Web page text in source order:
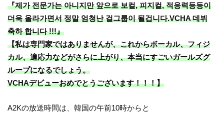
『제가 전문가는 아니지만 앞으로 보컬, 피지컬, 적응력등등이
더욱 올라가면서 정말 엄청난 걸그룹이 될겁니다.VCHA 데뷔
축하 합니다 !!!』
【私は専門家ではありませんが、これからボーカル、フィジ
カル、適応力などがさらに上がり、本当にすごいガールズグ
ループになるでしょう。
VCHAデビューおめでとうございます！！！】
A2Kの放送時間は、韓国の午前10時からと